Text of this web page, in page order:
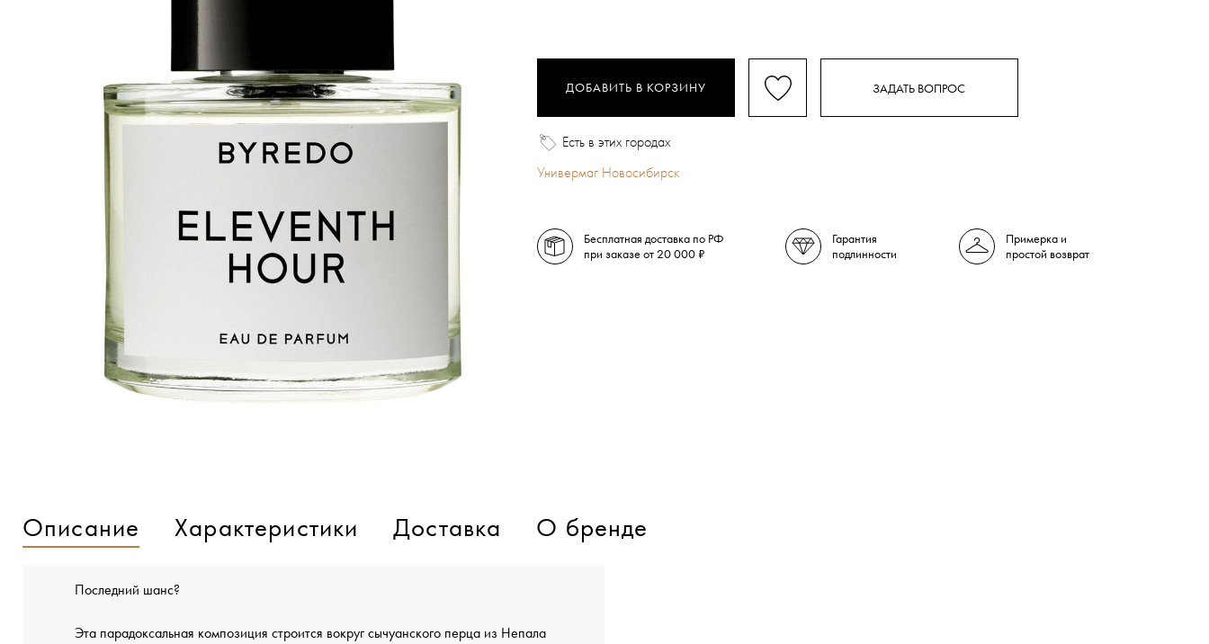
ДОБАВИТЬ В КОРЗИНУ ЗАДАТЬ ВОПРОС
Есть в этих городах
Универмаг Новосибирск
Бесплатная доставка по РФ
при заказе от 20 000 ₽
Гарантия
подлинности
Примерка и
простой возврат
Описание Характеристики Доставка О бренде
Последний шанс?
Эта парадоксальная композиция строится вокруг сычуанского перца из Непала